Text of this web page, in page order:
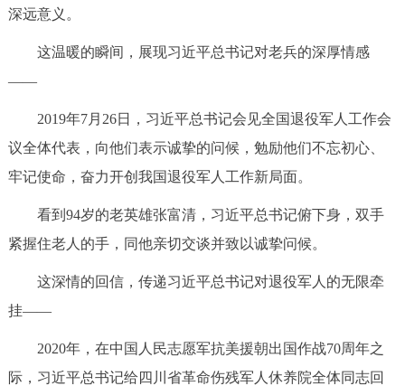
深远意义。
这温暖的瞬间，展现习近平总书记对老兵的深厚情感
——
2019年7月26日，习近平总书记会见全国退役军人工作会
议全体代表，向他们表示诚挚的问候，勉励他们不忘初心、
牢记使命，奋力开创我国退役军人工作新局面。
看到94岁的老英雄张富清，习近平总书记俯下身，双手
紧握住老人的手，同他亲切交谈并致以诚挚问候。
这深情的回信，传递习近平总书记对退役军人的无限牵
挂——
2020年，在中国人民志愿军抗美援朝出国作战70周年之
际，习近平总书记给四川省革命伤残军人休养院全体同志回